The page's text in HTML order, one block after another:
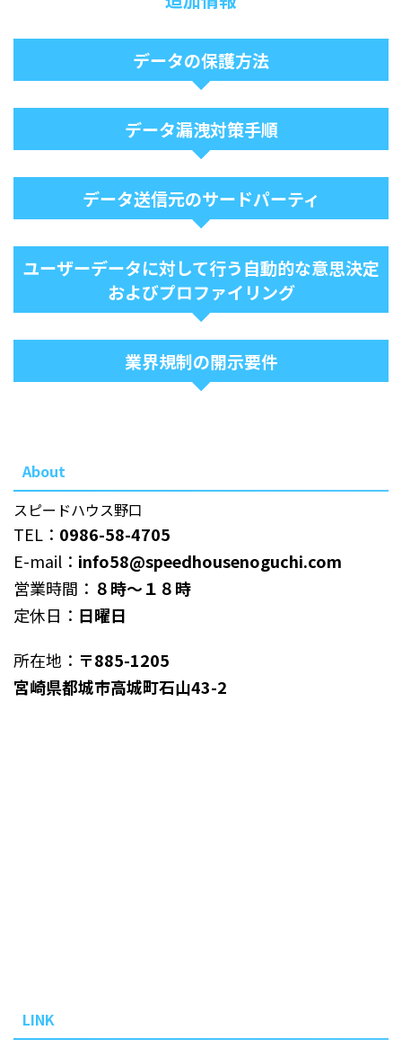
データの保護方法
データ漏洩対策手順
データ送信元のサードパーティ
ユーザーデータに対して行う自動的な意思決定
およびプロファイリング
業界規制の開示要件
About
スピードハウス野口
TEL： 0986-58-4705
E-mail： info58@speedhousenoguchi.com
営業時間： ８時～１８時
定休日： 日曜日
所在地： 〒885-1205
宮崎県都城市高城町石山43-2
LINK